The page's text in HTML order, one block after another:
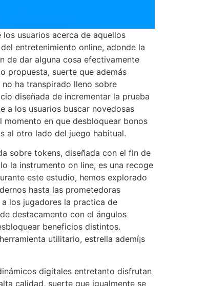
usuarios acerca de aquellos
entretenimiento online, adonde la
de dar alguna cosa efectivamente
propuesta, suerte que además
ha transpirado lleno sobre
diseñada de incrementar la prueba
a los usuarios buscar novedosas
en que desbloquear bonos
al otro lado del juego habitual.
sobre tokens, diseñada con el fin de
la instrumento on line, es una recoge
este estudio, hemos explorado
hasta las prometedoras
los jugadores la practica de
destacamento con el ángulos
beneficios distintos.
utilitario, estrella ademí¡s
digitales entretanto disfrutan
calidad, suerte que igualmente se